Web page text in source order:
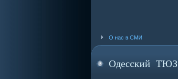
О нас в СМИ
Одесский ТЮЗ